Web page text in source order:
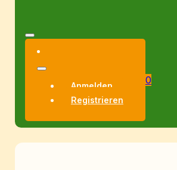
Anmelden
Registrieren
0